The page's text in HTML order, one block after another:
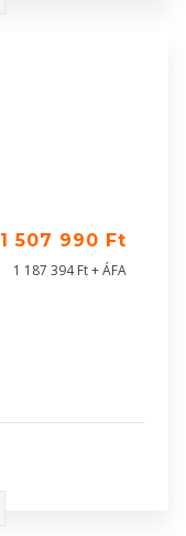
1 507 990 Ft
1 187 394 Ft + ÁFA